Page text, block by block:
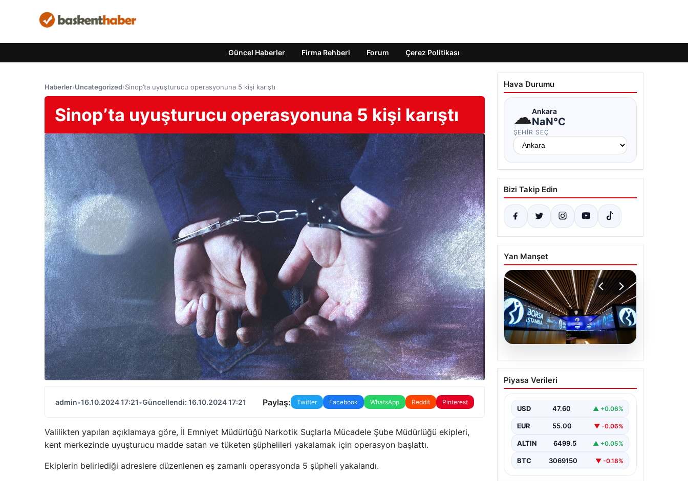
Güncel Haberler Firma Rehberi Forum Çerez Politikası
Haberler›Uncategorized›Sinop’ta uyuşturucu operasyonuna 5 kişi karıştı
Sinop’ta uyuşturucu operasyonuna 5 kişi karıştı
admin•16.10.2024 17:21•Güncellendi: 16.10.2024 17:21 Paylaş: Twitter Facebook WhatsApp Reddit Pinterest
Valilikten yapılan açıklamaya göre, İl Emniyet Müdürlüğü Narkotik Suçlarla Mücadele Şube Müdürlüğü ekipleri,
kent merkezinde uyuşturucu madde satan ve tüketen şüphelileri yakalamak için operasyon başlattı.
Ekiplerin belirlediği adreslere düzenlenen eş zamanlı operasyonda 5 şüpheli yakalandı.
Hava Durumu
☁Ankara
NaN°C
ŞEHIR SEÇ
Bizi Takip Edin
Yan Manşet
05.08.2026
Yatırım araçlarının
haftalık performansı
Piyasa Verileri
USD 47.60 ▲ +0.06%
EUR 55.00 ▼ -0.06%
ALTIN 6499.5 ▲ +0.05%
BTC 3069150 ▼ -0.18%